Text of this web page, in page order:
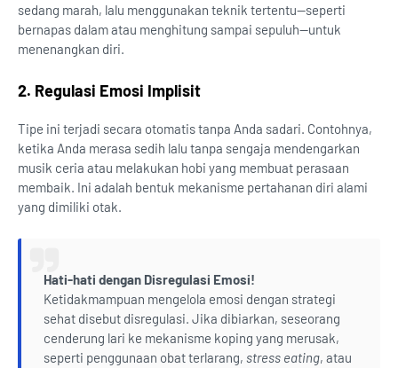
sedang marah, lalu menggunakan teknik tertentu—seperti
bernapas dalam atau menghitung sampai sepuluh—untuk
menenangkan diri.
2. Regulasi Emosi Implisit
Tipe ini terjadi secara otomatis tanpa Anda sadari. Contohnya,
ketika Anda merasa sedih lalu tanpa sengaja mendengarkan
musik ceria atau melakukan hobi yang membuat perasaan
membaik. Ini adalah bentuk mekanisme pertahanan diri alami
yang dimiliki otak.
Hati-hati dengan Disregulasi Emosi!
Ketidakmampuan mengelola emosi dengan strategi
sehat disebut disregulasi. Jika dibiarkan, seseorang
cenderung lari ke mekanisme koping yang merusak,
seperti penggunaan obat terlarang, stress eating, atau